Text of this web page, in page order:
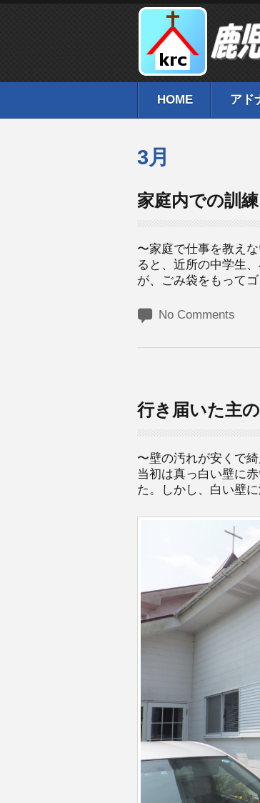
HOME アド
3月
家庭内での訓練
〜家庭で仕事を教え
ると、近所の中学生
が、ごみ袋をもって
No Comments
行き届いた主
〜壁の汚れが安くで
当初は真っ白い壁に
た。しかし、白い壁